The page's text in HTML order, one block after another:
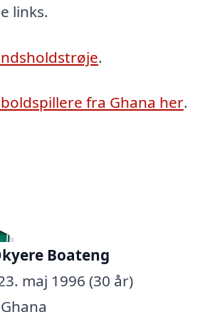
links.
.
fra Ghana her.
Boateng
maj 1996 (30 år)
Ghana